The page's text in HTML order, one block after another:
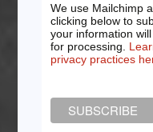
We use Mailchimp
clicking below to
your information
for processing.
privacy practices